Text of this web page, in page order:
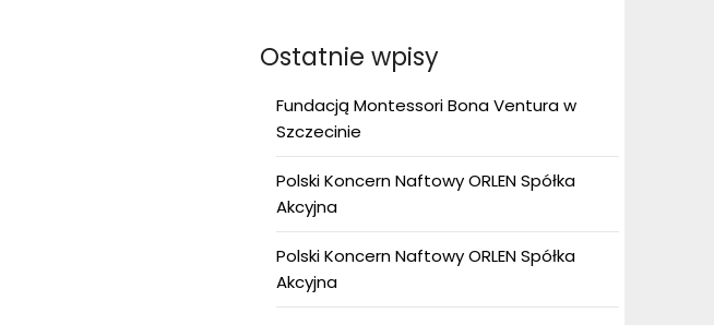
Ostatnie wpisy
Fundacją Montessori Bona Ventura w
Szczecinie
Polski Koncern Naftowy ORLEN Spółka
Akcyjna
Polski Koncern Naftowy ORLEN Spółka
Akcyjna